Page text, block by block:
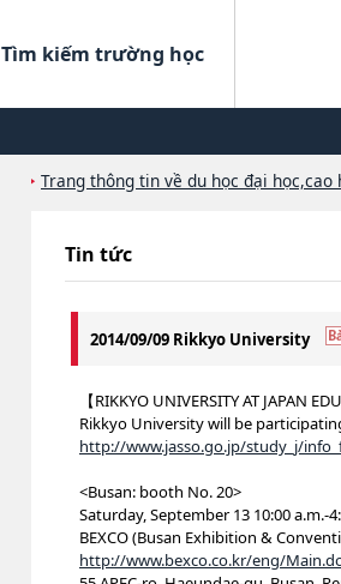
Tìm kiếm trường học
Trang thông tin về du học đại học,cao
Tin tức
2014/09/09 Rikkyo University
【RIKKYO UNIVERSITY AT JAPAN
Rikkyo University will be
http://www.jasso.go.jp/study_j/
<Busan: booth No. 20>
Saturday, September 13 10:00 a.m.-
BEXCO (Busan Exhibition &
http://www.bexco.co.kr/eng/